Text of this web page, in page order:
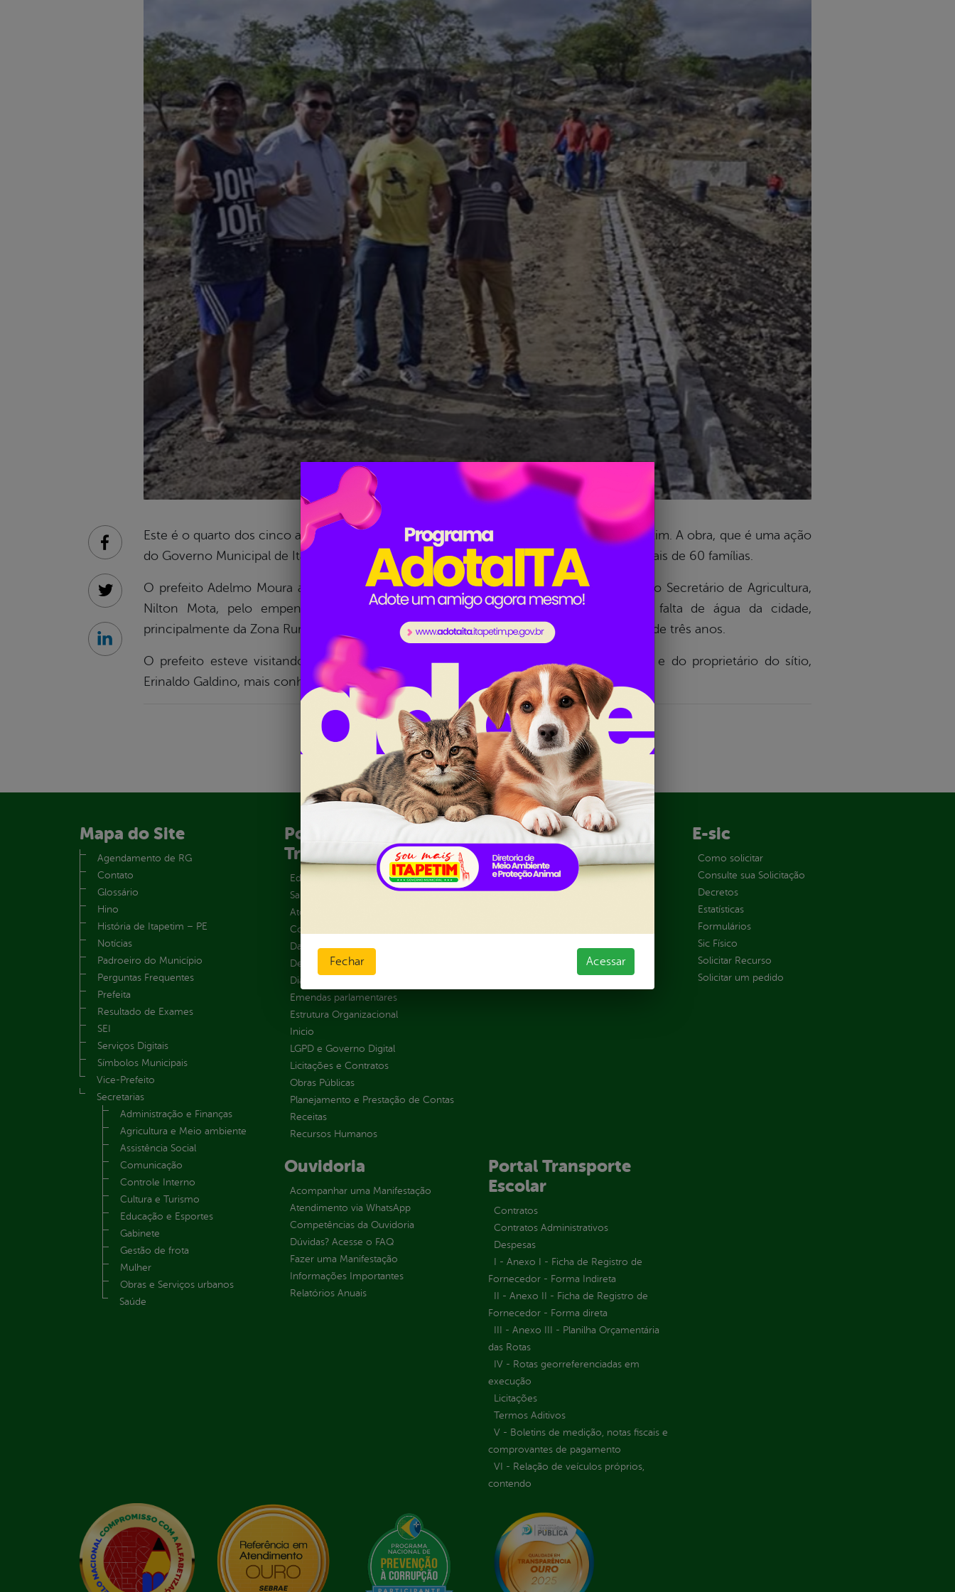
Este é o quarto dos cinco açudes que estão sendo construídos nas zonas rurais de Itapetim. A obra, que é uma ação
do Governo Municipal de Itapetim, em parceria com o Governo do Estado, beneficiará mais de 60 famílias.
O prefeito Adelmo Moura agradeceu o compromisso do governador Paulo Câmara e do Secretário de Agricultura,
Nilton Mota, pelo empenho e garantiu que estará sempre buscando amenizar a falta de água da cidade,
principalmente da Zona Rural. Quando todos os açudes estiverem cheios, durarão cerca de três anos.
O prefeito esteve visitando o local, ao lado do diretor de Agricultura Douglas Nunes e do proprietário do sítio,
Erinaldo Galdino, mais conhecido como Nena das Cacimbas.
Facebook
Twitter
Linkedin
Mapa do Site
Agendamento de RG
Contato
Glossário
Hino
História de Itapetim – PE
Notícias
Padroeiro do Município
Perguntas Frequentes
Prefeita
Resultado de Exames
SEI
Serviços Digitais
Símbolos Municipais
Vice-Prefeito
Secretarias
Administração e Finanças
Agricultura e Meio ambiente
Assistência Social
Comunicação
Controle Interno
Cultura e Turismo
Educação e Esportes
Gabinete
Gestão de frota
Mulher
Obras e Serviços urbanos
Saúde
Portal da
Transparência
Educação
Saúde
Atos normativos
Convênios e Transferências
Dados Abertos
Despesas
Diárias
Emendas parlamentares
Estrutura Organizacional
Inicio
LGPD e Governo Digital
Licitações e Contratos
Obras Públicas
Planejamento e Prestação de Contas
Receitas
Recursos Humanos
Carta de Serviços
Ouvidoria e Serviço de Informação
Tribuna
E-sic
Como solicitar
Consulte sua Solicitação
Decretos
Estatísticas
Formulários
Sic Físico
Solicitar Recurso
Solicitar um pedido
Ouvidoria
Acompanhar uma Manifestação
Atendimento via WhatsApp
Competências da Ouvidoria
Dúvidas? Acesse o FAQ
Fazer uma Manifestação
Informações Importantes
Relatórios Anuais
Portal Transporte
Escolar
Contratos
Contratos Administrativos
Despesas
I - Anexo I - Ficha de Registro de
Fornecedor - Forma Indireta
II - Anexo II - Ficha de Registro de
Fornecedor - Forma direta
III - Anexo III - Planilha Orçamentária
das Rotas
IV - Rotas georreferenciadas em
execução
Licitações
Termos Aditivos
V - Boletins de medição, notas fiscais e
comprovantes de pagamento
VI - Relação de veículos próprios,
contendo
Fechar Acessar